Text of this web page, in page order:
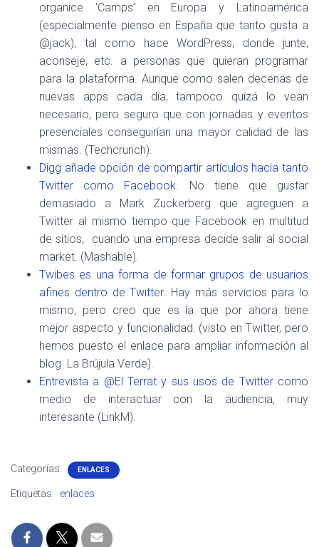
organice ‘Camps’ en Europa y Latinoamérica
(especialmente pienso en España que tanto gusta a
@jack), tal como hace WordPress, donde junte,
aconseje, etc. a personas que quieran programar
para la plataforma. Aunque como salen decenas de
nuevas apps cada día, tampoco quizá lo vean
necesario, pero seguro que con jornadas y eventos
presenciales conseguirían una mayor calidad de las
mismas. (Techcrunch).
Digg añade opción de compartir artículos hacia tanto
Twitter como Facebook. No tiene que gustar
demasiado a Mark Zuckerberg que agreguen a
Twitter al mismo tiempo que Facebook en multitud
de sitios, cuando una empresa decide salir al social
market. (Mashable).
Twibes es una forma de formar grupos de usuarios
afines dentro de Twitter. Hay más servicios para lo
mismo, pero creo que es la que por ahora tiene
mejor aspecto y funcionalidad. (visto en Twitter, pero
hemos puesto el enlace para ampliar información al
blog La Brújula Verde).
Entrevista a @El Terrat y sus usos de Twittercomo
medio de interactuar con la audiencia, muy
interesante (LinkM).
Categorías: ENLACES
Etiquetas: enlaces